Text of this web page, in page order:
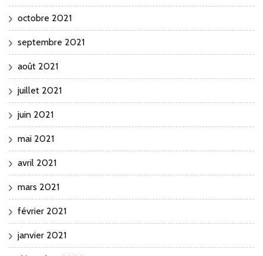
octobre 2021
septembre 2021
août 2021
juillet 2021
juin 2021
mai 2021
avril 2021
mars 2021
février 2021
janvier 2021